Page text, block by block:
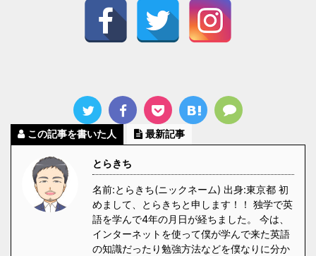
この記事を書いた人 最新記事
とらきち
名前:とらきち(ニックネーム) 出身:東京都 初
めまして、とらきちと申します！！ 独学で英
語を学んで4年の月日が経ちました。 今は、
インターネットを使って僕が学んで来た英語
の知識だったり勉強方法などを僕なりに分か